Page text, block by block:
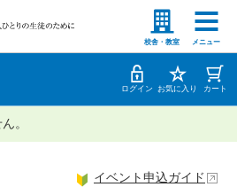
校舎・教室 メニュー
高等学校の先生
ログイン お気に入り カート
。
イベント申込ガイド